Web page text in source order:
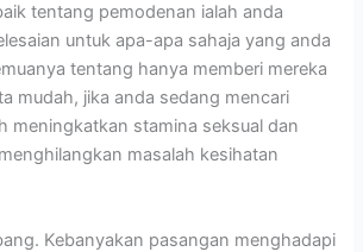
tentang pemodenan ialah anda
untuk apa-apa sahaja yang anda
tentang hanya memberi mereka
mudah, jika anda sedang mencari
meningkatkan stamina seksual dan
masalah kesihatan
Kebanyakan pasangan menghadapi